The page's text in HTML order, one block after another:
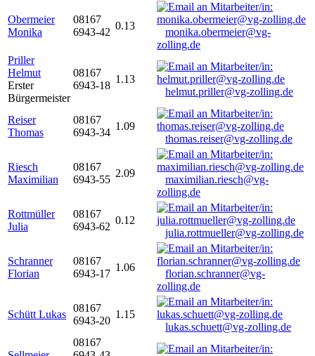
Obermeier
Monika
08167
6943-42
0.13
monika.obermeier@vg-
zolling.de
Priller
Helmut
Erster
Bürgermeister
08167
6943-18
1.13
helmut.priller@vg-zolling.de
Reiser
Thomas
08167
6943-34
1.09
thomas.reiser@vg-zolling.de
Riesch
Maximilian
08167
6943-55
2.09
maximilian.riesch@vg-
zolling.de
Rottmüller
Julia
08167
6943-62
0.12
julia.rottmueller@vg-zolling.de
Schranner
Florian
08167
6943-17
1.06
florian.schranner@vg-
zolling.de
Schütt Lukas
08167
6943-20
1.15
lukas.schuett@vg-zolling.de
08167